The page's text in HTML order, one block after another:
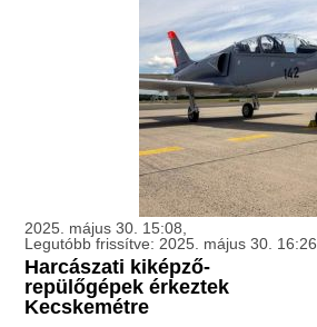
2025. május 30. 15:08,
Legutóbb frissítve: 2025. május 30. 16:26
Harcászati kiképző-
repülőgépek érkeztek
Kecskemétre